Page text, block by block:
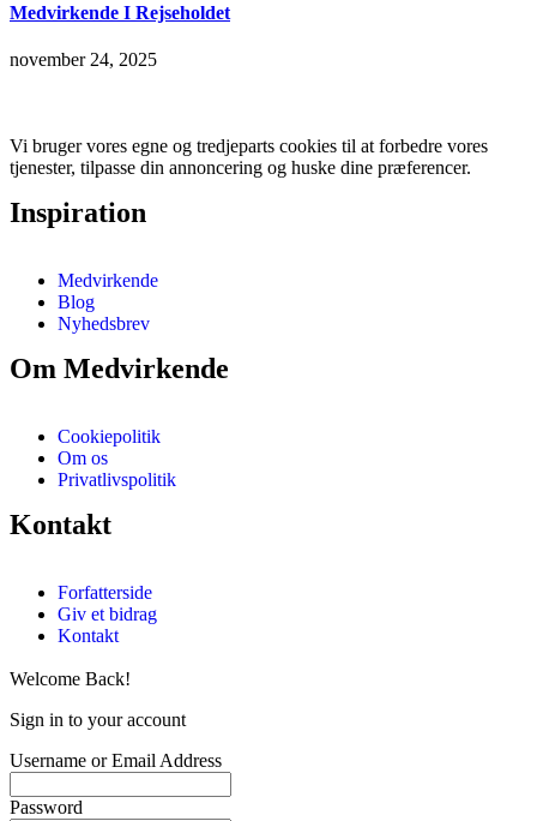
Medvirkende I Rejseholdet
november 24, 2025
Vi bruger vores egne og tredjeparts cookies til at forbedre vores
tjenester, tilpasse din annoncering og huske dine præferencer.
Inspiration
Medvirkende
Blog
Nyhedsbrev
Om Medvirkende
Cookiepolitik
Om os
Privatlivspolitik
Kontakt
Forfatterside
Giv et bidrag
Kontakt
Welcome Back!
Sign in to your account
Username or Email Address
Password